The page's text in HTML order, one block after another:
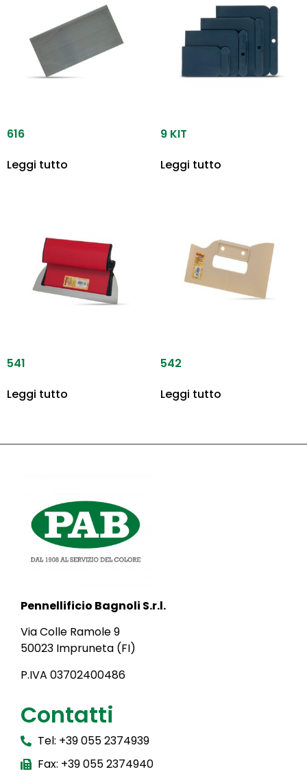
616
Leggi tutto
9 KIT
Leggi tutto
541
Leggi tutto
542
Leggi tutto
Pennellificio Bagnoli S.r.l.
Via Colle Ramole 9
50023 Impruneta (FI)
P.IVA 03702400486
Contatti
Tel: +39 055 2374939
Fax: +39 055 2374940